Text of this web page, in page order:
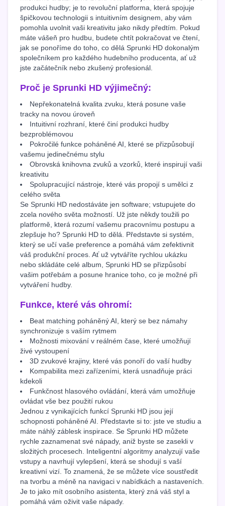
produkci hudby; je to revoluční platforma, která spojuje
špičkovou technologii s intuitivním designem, aby vám
pomohla uvolnit vaši kreativitu jako nikdy předtím. Pokud
máte vášeň pro hudbu, budete chtít pokračovat ve čtení,
jak se ponoříme do toho, co dělá Sprunki HD dokonalým
společníkem pro každého hudebního producenta, ať už
jste začátečník nebo zkušený profesionál.
Proč je Sprunki HD výjimečný:
Nepřekonatelná kvalita zvuku, která posune vaše
tracky na novou úroveň
Intuitivní rozhraní, které činí produkci hudby
bezproblémovou
Pokročilé funkce poháněné AI, které se přizpůsobují
vašemu jedinečnému stylu
Obrovská knihovna zvuků a vzorků, které inspirují vaši
kreativitu
Spolupracující nástroje, které vás propojí s umělci z
celého světa
Se Sprunki HD nedostáváte jen software; vstupujete do
zcela nového světa možností. Už jste někdy toužili po
platformě, která rozumí vašemu pracovnímu postupu a
zlepšuje ho? Sprunki HD to dělá. Představte si systém,
který se učí vaše preference a pomáhá vám zefektivnit
váš produkční proces. Ať už vytváříte rychlou ukázku
nebo skládáte celé album, Sprunki HD se přizpůsobí
vašim potřebám a posune hranice toho, co je možné při
vytváření hudby.
Funkce, které vás ohromí:
Beat matching poháněný AI, který se bez námahy
synchronizuje s vaším rytmem
Možnosti mixování v reálném čase, které umožňují
živé vystoupení
3D zvukové krajiny, které vás ponoří do vaší hudby
Kompabilita mezi zařízeními, která usnadňuje práci
kdekoli
Funkčnost hlasového ovládání, která vám umožňuje
ovládat vše bez použití rukou
Jednou z vynikajících funkcí Sprunki HD jsou její
schopnosti poháněné AI. Představte si to: jste ve studiu a
máte náhlý záblesk inspirace. Se Sprunki HD můžete
rychle zaznamenat své nápady, aniž byste se zasekli v
složitých procesech. Inteligentní algoritmy analyzují vaše
vstupy a navrhují vylepšení, která se shodují s vaší
kreativní vizí. To znamená, že se můžete více soustředit
na tvorbu a méně na navigaci v nabídkách a nastaveních.
Je to jako mít osobního asistenta, který zná váš styl a
pomáhá vám oživit vaše nápady.